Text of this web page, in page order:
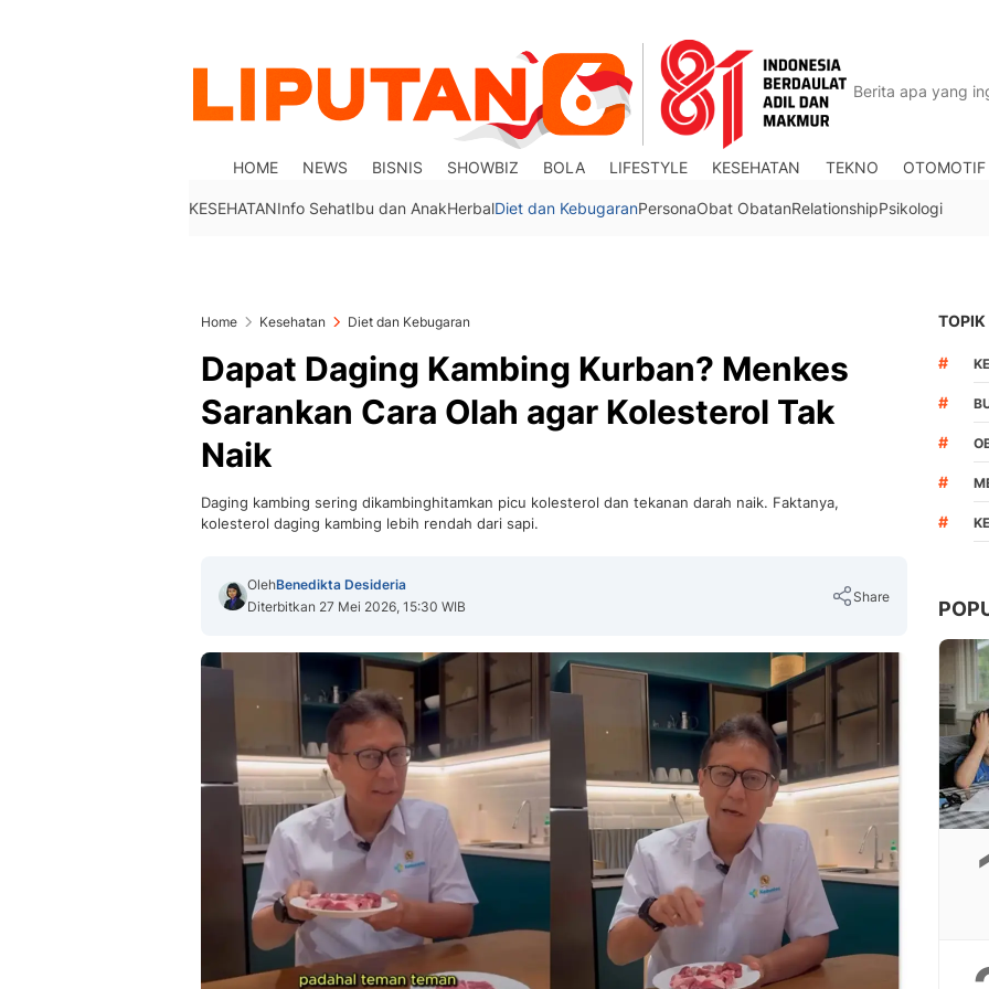
HOME NEWS BISNIS SHOWBIZ BOLA LIFESTYLE KESEHATAN TEKNO OTOMOTIF
KESEHATANInfo SehatIbu dan AnakHerbalDiet dan KebugaranPersonaObat ObatanRelationshipPsikologi
Home Kesehatan Diet dan Kebugaran
Dapat Daging Kambing Kurban? Menkes
Sarankan Cara Olah agar Kolesterol Tak
Naik
Daging kambing sering dikambinghitamkan picu kolesterol dan tekanan darah naik. Faktanya,
kolesterol daging kambing lebih rendah dari sapi.
OlehBenedikta Desideria
Diterbitkan 27 Mei 2026, 15:30 WIB
Share
Copy Link
TOPIK
#
#
#
#
#